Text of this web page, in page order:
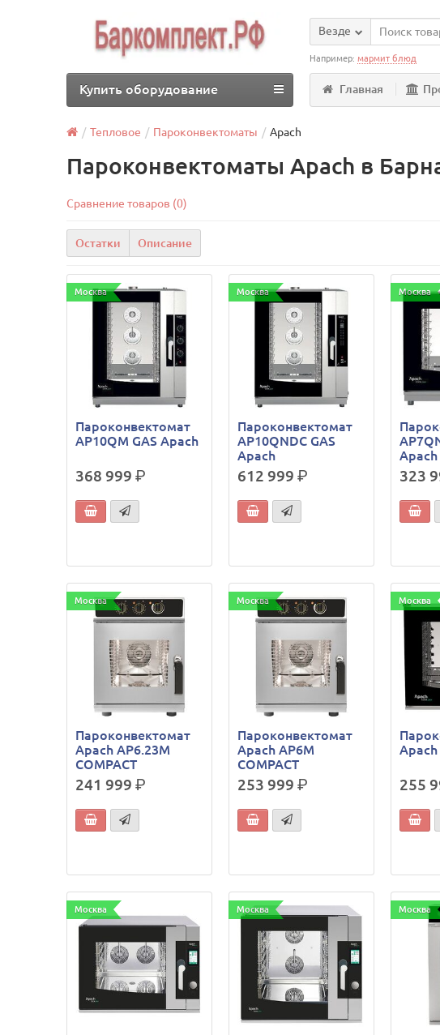
Везде
Например:мармит блюд
Главная
Купить оборудование
Тепловое Пароконвектоматы Apach
Пароконвектоматы Apach в
Сравнение товаров (0)
Остатки Описание
Москва
Пароконвектомат
AP10QM GAS Apach
368 999р.
Москва
Пароконвектомат
AP10QNDC GAS
Apach
612 999р.
Москва
Apach
323
Москва
Пароконвектомат
Apach AP6.23M
COMPACT
241 999р.
Москва
Пароконвектомат
Apach AP6M
COMPACT
253 999р.
Москва
Apach
255
Москва Москва Москва